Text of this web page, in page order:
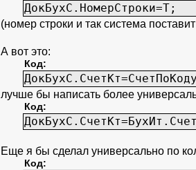
ДокБухС.НомерСтроки=Т;
(номер строки и так система
А вот это:
Код:
лучше бы написать более
Код:
Еще я бы сделал универсально по
Код: